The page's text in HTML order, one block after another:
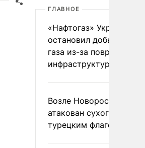
ГЛАВНОЕ
«Нафтогаз» Украины
остановил добычу
газа из-за повреждения
инфраструктуры
Возле Новороссийска
атакован сухогруз под
турецким флагом